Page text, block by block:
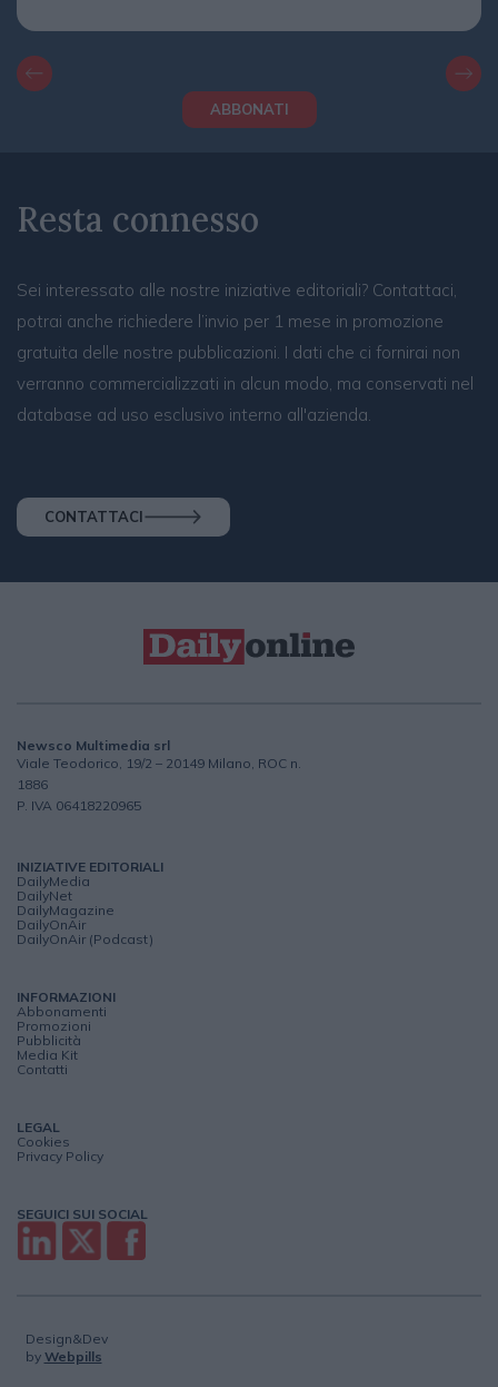
ABBONATI
Resta connesso
Sei interessato alle nostre iniziative editoriali? Contattaci,
potrai anche richiedere l’invio per 1 mese in promozione
gratuita delle nostre pubblicazioni. I dati che ci fornirai non
verranno commercializzati in alcun modo, ma conservati nel
database ad uso esclusivo interno all'azienda.
CONTATTACI
Newsco Multimedia srl
Viale Teodorico, 19/2 – 20149 Milano, ROC n.
1886
P. IVA 06418220965
INIZIATIVE EDITORIALI
DailyMedia
DailyNet
DailyMagazine
DailyOnAir
DailyOnAir (Podcast)
INFORMAZIONI
Abbonamenti
Promozioni
Pubblicità
Media Kit
Contatti
LEGAL
Cookies
Privacy Policy
SEGUICI SUI SOCIAL
Design&Dev
by Webpills